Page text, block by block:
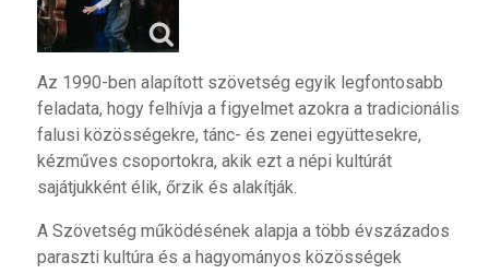
Az 1990-ben alapított szövetség egyik legfontosabb
feladata, hogy felhívja a figyelmet azokra a tradicionális
falusi közösségekre, tánc- és zenei együttesekre,
kézműves csoportokra, akik ezt a népi kultúrát
sajátjukként élik, őrzik és alakítják.
A Szövetség működésének alapja a több évszázados
paraszti kultúra és a hagyományos közösségek